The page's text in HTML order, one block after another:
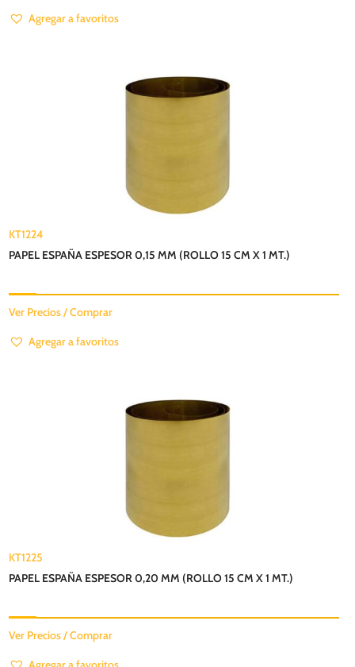
Agregar a favoritos
KT1224
PAPEL ESPAÑA ESPESOR 0,15 MM (ROLLO 15 CM X 1 MT.)
Ver Precios / Comprar
Agregar a favoritos
KT1225
PAPEL ESPAÑA ESPESOR 0,20 MM (ROLLO 15 CM X 1 MT.)
Ver Precios / Comprar